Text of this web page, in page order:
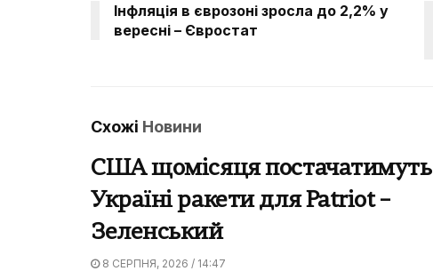
Інфляція в єврозоні зросла до 2,2% у
вересні – Євростат
Схожі Новини
США щомісяця постачатимуть
Україні ракети для Patriot –
Зеленський
8 СЕРПНЯ, 2026 / 14:47